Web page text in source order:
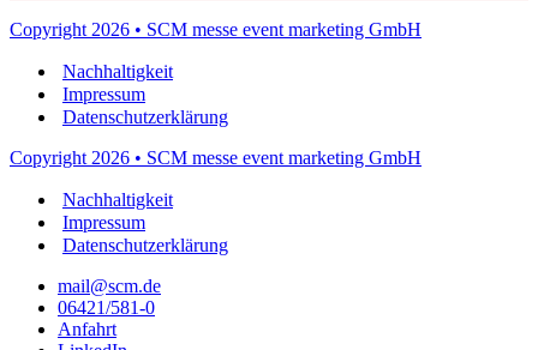
Copyright 2026 • SCM messe event marketing GmbH
Nachhaltigkeit
Impressum
Datenschutzerklärung
Copyright 2026 • SCM messe event marketing GmbH
Nachhaltigkeit
Impressum
Datenschutzerklärung
mail@scm.de
06421/581-0
Anfahrt